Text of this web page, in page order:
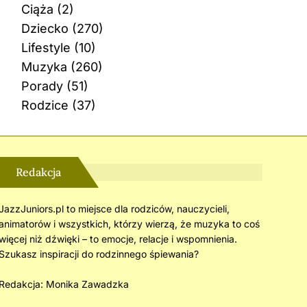
Ciąża (2)
Dziecko (270)
Lifestyle (10)
Muzyka (260)
Porady(51)
Rodzice (37)
Redakcja
to miejsce dla rodziców, nauczycieli,
i wszystkich, którzy wierzą, że muzyka to coś
niż dźwięki – to emocje, relacje i wspomnienia.
inspiracji do rodzinnego śpiewania?
Monika Zawadzka